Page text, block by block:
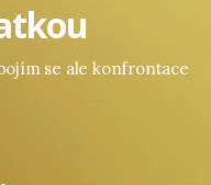
se ale konfrontace